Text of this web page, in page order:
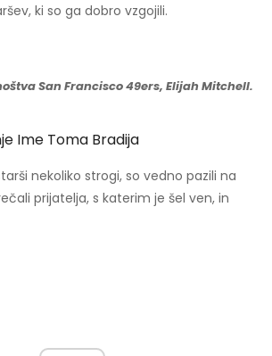
ki so ga dobro vzgojili.
San Francisco 49ers, Elijah Mitchell.
Ime Toma Bradija
nekoliko strogi, so vedno pazili na
prijatelja, s katerim je šel ven, in